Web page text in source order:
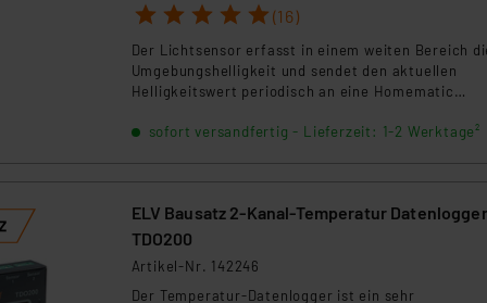
1 2 3 4 5 (16)
Der Lichtsensor erfasst in einem weiten Bereich
Umgebungshelligkeit und sendet den aktuellen
Helligkeitswert periodisch an eine Homematic
einen Bausatz, der noch zusammengebaut werden
sofort versandfertig - Lieferzeit: 1-2 Werktage²
ELV Bausatz 2-Kanal-Temperatur Datenlogger
TDO200
Artikel-Nr. 142246
Der Temperatur-Datenlogger ist ein sehr